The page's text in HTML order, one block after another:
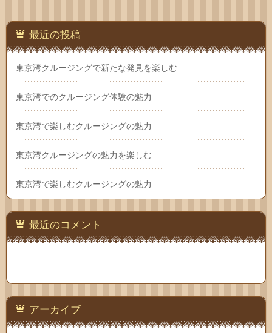
最近の投稿
東京湾クルージングで新たな発見を楽しむ
東京湾でのクルージング体験の魅力
東京湾で楽しむクルージングの魅力
東京湾クルージングの魅力を楽しむ
東京湾で楽しむクルージングの魅力
最近のコメント
アーカイブ